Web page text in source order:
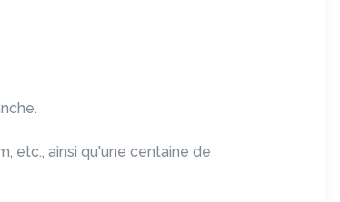
etc., ainsi qu'une centaine de